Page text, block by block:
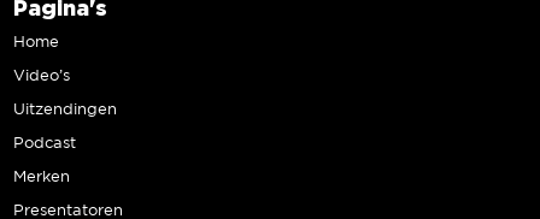
Pagina's
Home
Video’s
Uitzendingen
Podcast
Merken
Presentatoren